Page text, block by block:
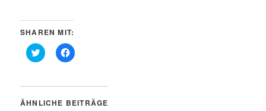
SHAREN MIT:
Klick,
um
teilen
in
Klick,
um
teilen
in
ÄHNLICHE BEITRÄGE